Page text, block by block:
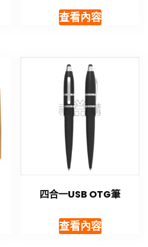
查看內容
四合一USB OTG筆
查看內容